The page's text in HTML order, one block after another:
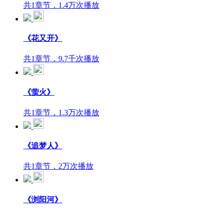
共1章节，1.4万次播放
《花又开》
共1章节，9.7千次播放
《萤火》
共1章节，1.3万次播放
《追梦人》
共1章节，2万次播放
《浏阳河》